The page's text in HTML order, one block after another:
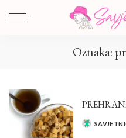
Oznaka:
POSTED